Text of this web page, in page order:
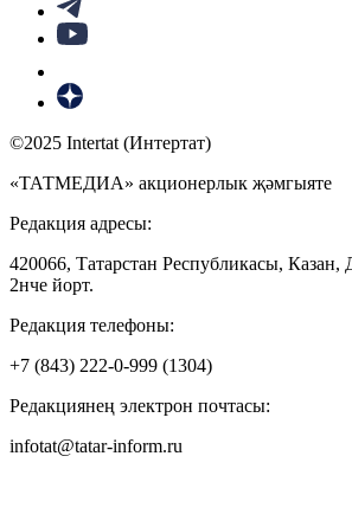
©2025 Intertat (Интертат)
«ТАТМЕДИА» акционерлык җәмгыяте
Редакция адресы:
420066, Татарстан Республикасы, Казан,
2нче йорт.
Редакция телефоны:
+7 (843) 222-0-999 (1304)
Редакциянең электрон почтасы:
infotat@tatar-inform.ru